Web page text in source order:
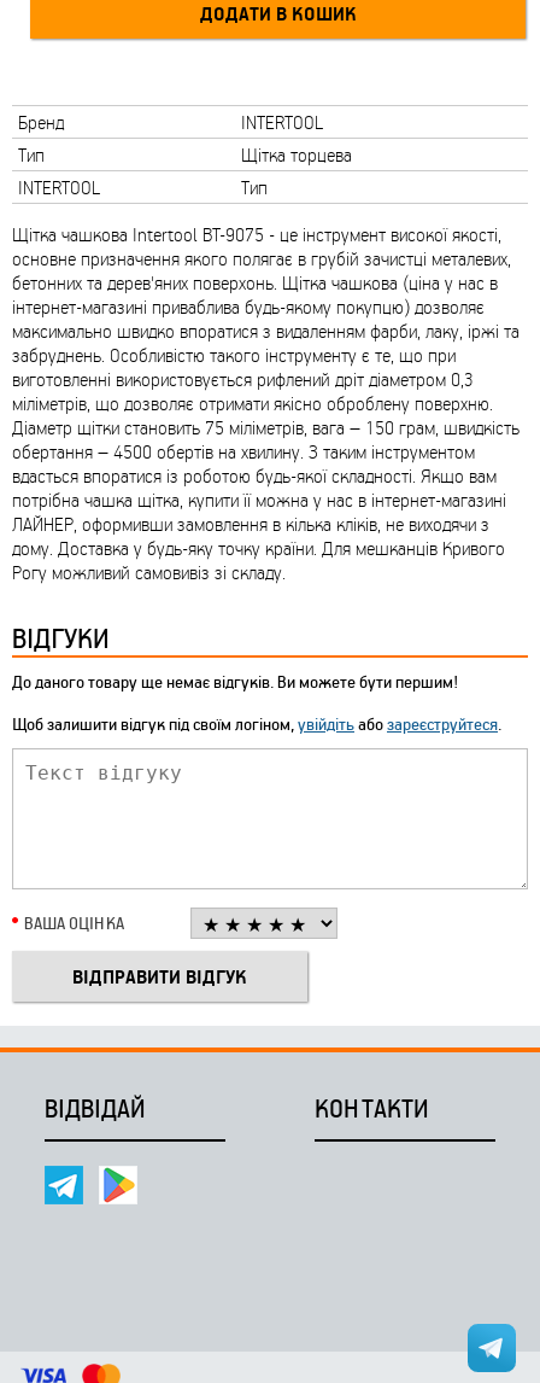
Бренд
INTERTOOL
Тип
Щітка торцева
INTERTOOL
Тип
Щітка чашкова Intertool BT-9075 - це інструмент високої якості,
основне призначення якого полягає в грубій зачистці металевих,
бетонних та дерев'яних поверхонь. Щітка чашкова (ціна у нас в
інтернет-магазині приваблива будь-якому покупцю) дозволяє
максимально швидко впоратися з видаленням фарби, лаку, іржі та
забруднень. Особливістю такого інструменту є те, що при
виготовленні використовується рифлений дріт діаметром 0,3
міліметрів, що дозволяє отримати якісно оброблену поверхню.
Діаметр щітки становить 75 міліметрів, вага – 150 грам, швидкість
обертання – 4500 обертів на хвилину. З таким інструментом
вдасться впоратися із роботою будь-якої складності. Якщо вам
потрібна чашка щітка, купити її можна у нас в інтернет-магазині
ЛАЙНЕР, оформивши замовлення в кілька кліків, не виходячи з
дому. Доставка у будь-яку точку країни. Для мешканців Кривого
Рогу можливий самовивіз зі складу.
ВІДГУКИ
До даного товару ще немає відгуків. Ви можете бути першим!
Щоб залишити відгук під своїм логіном,увійдітьабозареєструйтеся.
ВАША ОЦІНКА
ВІДВІДАЙ КОНТАКТИ